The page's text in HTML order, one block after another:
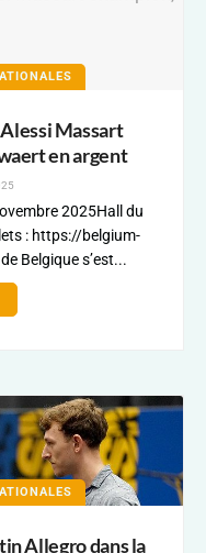
Massart
en argent
2025Hall du
: https://belgium-
Belgique s’est...
Allegro dans la